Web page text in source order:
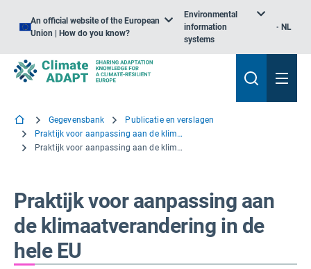
An official website of the European
Union | How do you know?
Environmental
information
systems
NL
Gegevensbank
Publicatie en verslagen
Praktijk voor aanpassing aan de klimaatverandering in de hele EU
Praktijk voor aanpassing aan de klimaatverandering in de hele EU
Praktijk voor aanpassing aan
de klimaatverandering in de
hele EU